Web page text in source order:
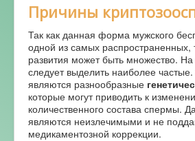
Причины
Так как данная форма мужского
одной из самых распространенных,
развития может быть множество.
следует выделить наиболее
являются разнообразные
которые могут приводить к
количественного состава спермы.
являются неизлечимыми и не
медикаментозной коррекции.